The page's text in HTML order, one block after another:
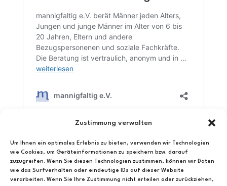
Zustimmung verwalten
Um Ihnen ein optimales Erlebnis zu bieten, verwenden wir Technologien
wie Cookies, um Geräteinformationen zu speichern bzw. darauf
zuzugreifen. Wenn Sie diesen Technologien zustimmen, können wir Daten
wie das Surfverhalten oder eindeutige IDs auf dieser Website
verarbeiten. Wenn Sie Ihre Zustimmung nicht erteilen oder zurückziehen,
←Telefonseelsorge
Psychosozialer / Psychiatrischer Krisendienst